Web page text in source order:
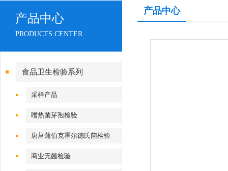
产品中心
PRODUCTS CENTER
食品卫生检验系列
采样产品
嗜热菌芽孢检验
唐菖蒲伯克霍尔德氏菌检验
商业无菌检验
产品中心